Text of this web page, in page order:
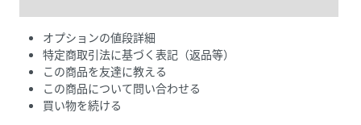
オプションの値段詳細
特定商取引法に基づく表記（返品等）
この商品を友達に教える
この商品について問い合わせる
買い物を続ける